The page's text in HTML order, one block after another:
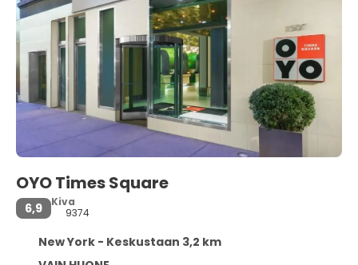
OYO Times Square
6,9
Kiva
9374
New York - Keskustaan ​​3,2 km